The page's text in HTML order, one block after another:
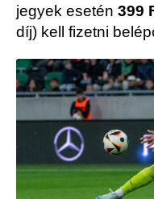
jegyek esetén 399
díj) kell fizetni